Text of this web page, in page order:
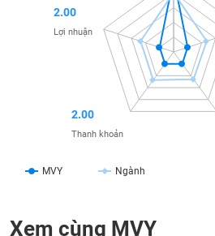
MVY Ngành
2.00
Thanh khoản
2.00
Lợi nhuận
Xem cùng MVY